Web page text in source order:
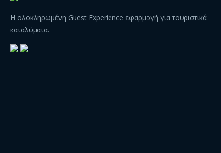
Η ολοκληρωμένη Guest Experience εφαρμογή για τουριστικά
καταλύματα.